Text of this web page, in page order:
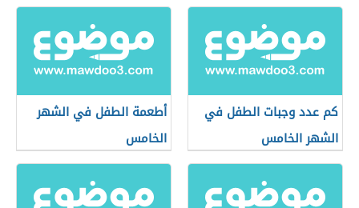
كم عدد وجبات الطفل في
الشهر الخامس
أطعمة الطفل في الشهر
الخامس